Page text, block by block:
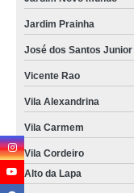
Jardim Prainha
José dos Santos Junior
Vicente Rao
Vila Alexandrina
Vila Carmem
Vila Cordeiro
Alto da Lapa